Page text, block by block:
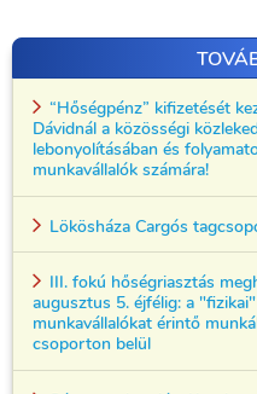
“Hőségpénz” kifizetését
Dávidnál a közösségi
lebonyolításában és
munkavállalók számára!
Lökösháza Cargós
III. fokú hőségriasztás
augusztus 5. éjfélig: a
munkavállalókat érintő
csoporton belül